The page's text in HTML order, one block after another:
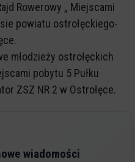
Rowerowy „ Miejscami
powiatu ostrołęckiego-
młodzieży ostrołęckich
pobytu 5 Pułku
ZSZ NR 2 w Ostrołęce.
wiadomości